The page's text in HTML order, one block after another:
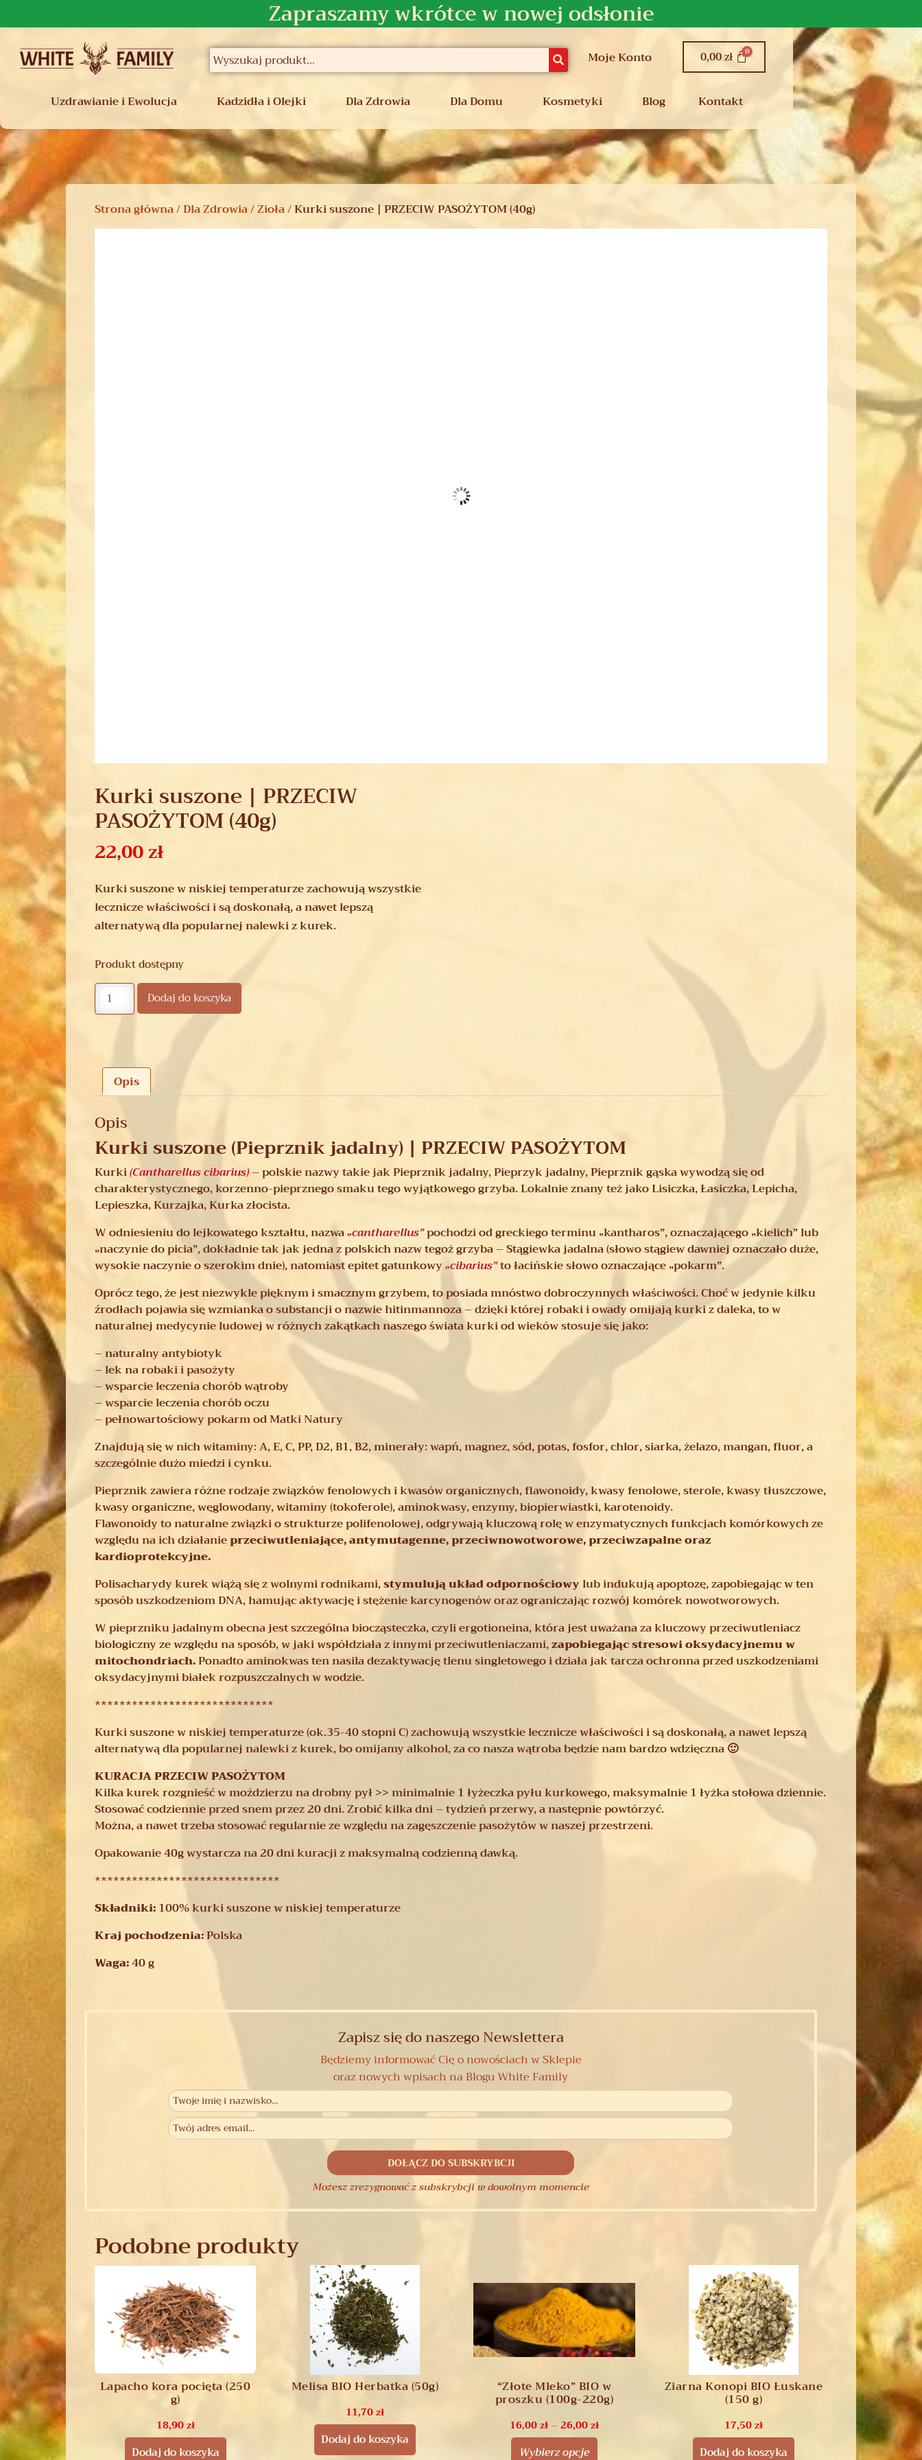
Zapraszamy wkrótce w nowej odsłonie
Moje Konto 0,00zł
Uzdrawianie i Ewolucja Kadzidła i Olejki Dla Zdrowia Dla Domu Kosmetyki Blog Kontakt
Strona główna/Dla Zdrowia/Zioła/ Kurki suszone | PRZECIW PASOŻYTOM (40g)
Kurki suszone | PRZECIW
PASOŻYTOM (40g)
22,00zł
Kurki suszone w niskiej temperaturze zachowują wszystkie
lecznicze właściwości i są doskonałą, a nawet lepszą
alternatywą dla popularnej nalewki z kurek.
Produkt dostępny
Dodaj do koszyka
Opis
Opis
Kurki suszone (Pieprznik jadalny) | PRZECIW PASOŻYTOM
Kurki(Cantharelluscibarius)– polskie nazwy takie jak Pieprznik jadalny, Pieprzyk jadalny, Pieprznik gąska wywodzą się od
charakterystycznego, korzenno-pieprznego smaku tego wyjątkowego grzyba. Lokalnie znany też jako Lisiczka, Łasiczka, Lepicha,
Lepieszka, Kurzajka, Kurka złocista.
W odniesieniu do lejkowatego kształtu, nazwa„cantharellus”pochodzi od greckiego terminu „kantharos”, oznaczającego „kielich” lub
„naczynie do picia”, dokładnie tak jak jedna z polskich nazw tegoż grzyba – Stągiewka jadalna (słowo stągiew dawniej oznaczało duże,
wysokie naczynie o szerokim dnie), natomiast epitet gatunkowy„cibarius”to łacińskie słowo oznaczające „pokarm”.
Oprócz tego, że jest niezwykle pięknym i smacznym grzybem, to posiada mnóstwo dobroczynnych właściwości. Choć w jedynie kilku
źrodłach pojawia się wzmianka o substancji o nazwie hitinmannoza – dzięki której robaki i owady omijają kurki z daleka, to w
naturalnej medycynie ludowej w różnych zakątkach naszego świata kurki od wieków stosuje się jako:
– naturalny antybiotyk
– lek na robaki i pasożyty
– wsparcie leczenia chorób wątroby
– wsparcie leczenia chorób oczu
– pełnowartościowy pokarm od Matki Natury
Znajdują się w nich witaminy: A, E, C, PP, D2, B1, B2, minerały: wapń, magnez, sód, potas, fosfor, chlor, siarka, żelazo, mangan, fluor, a
szczególnie dużo miedzi i cynku.
Pieprznik zawiera różne rodzaje związków fenolowych i kwasów organicznych,flawonoidy, kwasy fenolowe, sterole, kwasy tłuszczowe,
kwasy organiczne, węglowodany, witaminy (tokoferole), aminokwasy, enzymy, biopierwiastki, karotenoidy.
Flawonoidy to naturalne związki o strukturze polifenolowej, odgrywają kluczową rolę w enzymatycznych funkcjach komórkowych ze
względu na ich działanieprzeciwutleniające, antymutagenne, przeciwnowotworowe, przeciwzapalne oraz
kardioprotekcyjne.
Polisacharydy kurek wiążą się z wolnymi rodnikami,stymulują układ odpornościowylub indukują apoptozę, zapobiegając w ten
sposób uszkodzeniom DNA, hamując aktywację i stężenie karcynogenów oraz ograniczając rozwój komórek nowotworowych.
W pieprzniku jadalnym obecna jest szczególna biocząsteczka, czyli ergotioneina, która jest uważana za kluczowy przeciwutleniacz
biologiczny ze względu na sposób, w jaki współdziała z innymi przeciwutleniaczami,zapobiegając stresowi oksydacyjnemu w
mitochondriach.Ponadto aminokwas ten nasila dezaktywację tlenu singletowego i działa jak tarcza ochronna przed uszkodzeniami
oksydacyjnymi białek rozpuszczalnych w wodzie.
*****************************
Kurki suszone w niskiej temperaturze (ok.35-40 stopni C) zachowują wszystkie lecznicze właściwości i są doskonałą, a nawet lepszą
alternatywą dla popularnej nalewki z kurek, bo omijamy alkohol, za co nasza wątroba będzie nam bardzo wdzięczna 🙂
KURACJA PRZECIW PASOŻYTOM
Kilka kurek rozgnieść w moździerzu na drobny pył >> minimalnie 1 łyżeczka pyłu kurkowego, maksymalnie 1 łyżka stołowa dziennie.
Stosować codziennie przed snem przez 20 dni. Zrobić kilka dni – tydzień przerwy, a następnie powtórzyć.
Można, a nawet trzeba stosować regularnie ze względu na zagęszczenie pasożytów w naszej przestrzeni.
Opakowanie 40g wystarcza na 20 dni kuracji z maksymalną codzienną dawką.
******************************
Składniki: 100% kurki suszone w niskiej temperaturze
Kraj pochodzenia:Polska
Waga:40 g
Zapisz się do naszego Newslettera
Będziemy informować Cię o nowościach w Sklepie
oraz nowych wpisach na Blogu White Family
Możesz zrezygnować z subskrybcji w dowolnym momencie
Podobne produkty
Lapacho kora pocięta (250
g)
18,90zł
Dodaj do koszyka
Melisa BIO Herbatka (50g)
11,70zł
Dodaj do koszyka
“Złote Mleko” BIO w
proszku (100g-220g)
16,00zł–26,00zł
Wybierz opcje
Ziarna Konopi BIO Łuskane
(150 g)
17,50zł
Dodaj do koszyka